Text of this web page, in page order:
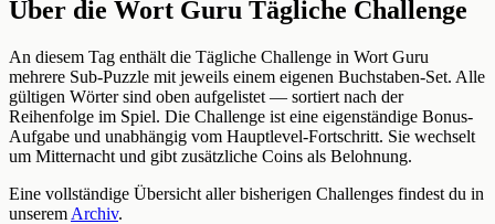
Über die Wort Guru Tägliche Challenge
An diesem Tag enthält die Tägliche Challenge in Wort Guru
mehrere Sub-Puzzle mit jeweils einem eigenen Buchstaben-Set. Alle
gültigen Wörter sind oben aufgelistet — sortiert nach der
Reihenfolge im Spiel. Die Challenge ist eine eigenständige Bonus-
Aufgabe und unabhängig vom Hauptlevel-Fortschritt. Sie wechselt
um Mitternacht und gibt zusätzliche Coins als Belohnung.
Eine vollständige Übersicht aller bisherigen Challenges findest du in
unserem Archiv.